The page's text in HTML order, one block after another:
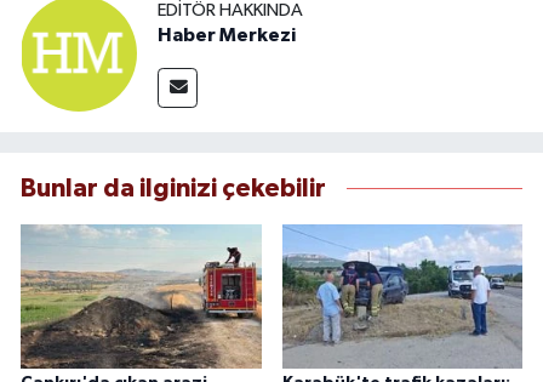
EDITÖR HAKKINDA
Haber Merkezi
Bunlar da ilginizi çekebilir